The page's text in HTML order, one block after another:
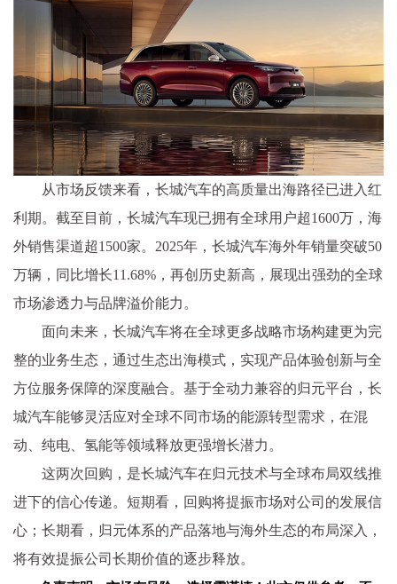
从市场反馈来看，长城汽车的高质量出海路径已进入红
利期。截至目前，长城汽车现已拥有全球用户超1600万，海
外销售渠道超1500家。2025年，长城汽车海外年销量突破50
万辆，同比增长11.68%，再创历史新高，展现出强劲的全球
市场渗透力与品牌溢价能力。
面向未来，长城汽车将在全球更多战略市场构建更为完
整的业务生态，通过生态出海模式，实现产品体验创新与全
方位服务保障的深度融合。基于全动力兼容的归元平台，长
城汽车能够灵活应对全球不同市场的能源转型需求，在混
动、纯电、氢能等领域释放更强增长潜力。
这两次回购，是长城汽车在归元技术与全球布局双线推
进下的信心传递。短期看，回购将提振市场对公司的发展信
心；长期看，归元体系的产品落地与海外生态的布局深入，
将有效提振公司长期价值的逐步释放。